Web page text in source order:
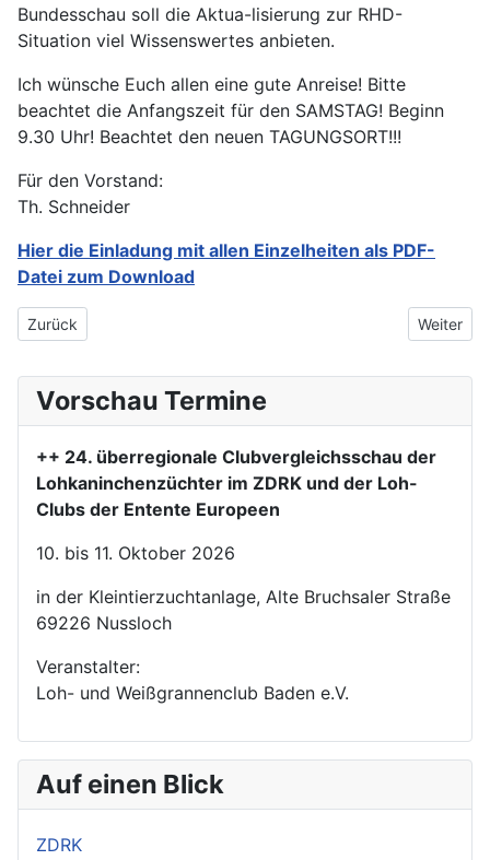
Bundesschau soll die Aktua-lisierung zur RHD-
Situation viel Wissenswertes anbieten.
Ich wünsche Euch allen eine gute Anreise! Bitte
beachtet die Anfangszeit für den SAMSTAG! Beginn
9.30 Uhr! Beachtet den neuen TAGUNGSORT!!!
Für den Vorstand:
Th. Schneider
Hier die Einladung mit allen Einzelheiten als PDF-
Datei zum Download
Vorheriger Beitrag: Lohkaninchen (Fachberater)
Zurück Nächster
Weiter
Vorschau Termine
++ 24. überregionale Clubvergleichsschau der
Lohkaninchenzüchter im ZDRK und der Loh-
Clubs der Entente Europeen
10. bis 11. Oktober 2026
in der Kleintierzuchtanlage, Alte Bruchsaler Straße
69226 Nussloch
Veranstalter:
Loh- und Weißgrannenclub Baden e.V.
Auf einen Blick
ZDRK